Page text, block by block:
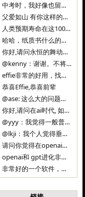
中考时，我好像也留言过的，可乐好像和我们考得差不多。 一晃三年，我们江苏24年，物化生612分，女孩。 其实高考只是长跑的
父爱如山 有你这样的父亲做后盾，可乐未来的路一定会走得踏实又精彩
人类预期寿命在这100年，每2-3年增长一岁，到你们这一代大概率能到100岁，46岁还是正当年,可能不是八九点中的太阳了，但还是1
哈哈，纸质书什么的目前没有打算和计划，微信读书我不太熟悉，研究看看。目前，我只发在自己博客和起点上。关于小说内容方面，谢谢你的建议
你好,请问永恒的舞动什么时候可以出版纸质书,或者登陆微信读书.另外小说内容能不能更大气一些,不要只是局限于与一对男女的爱情和ai安
@kenny：谢谢。不将GIF显示为动图，主要是考虑到Effie本身的“极简、无干扰”的设计哲学，动图无疑是“干扰”之一。
effie非常的好用，找了很多年，终于找到这款，已经推荐给身边不少朋友使用和付费。有个小建议，文档里面是否可以增加gif的动图显示
恭喜Effie,恭喜前辈
@ase: 这么大的问题，我觉得我并没有答案。又或者说，每个人（公司）有自己的答案。
你好,请问在ai时代, 如何做软件. 是像以前那样,先构建软件的功能界面和服务,比如Office,嘀嘀打车,airbnb那样的界面
@yyy：我觉得一般普通人（非技术类以及非AI专业领域的人）会接触到的大语言模型肯定是大厂的超级模型。开源模型以后会更多被用在垂直
@lkji：我个人觉得垂直模型会自成一条发展线路的。AI 落地实际应用，一定还是垂直领域会更多。只是，垂直领域每个领域都不大，所以
请问你觉得在openai大语言模型一日千里的情况下，人们还需要去了解学习理解使用开源模型吗，还是说只需要使用openai的大语言模
openai和 gpt进化非常快， 还有垂直模型的机会吗
非常好的一个软件，恭喜。